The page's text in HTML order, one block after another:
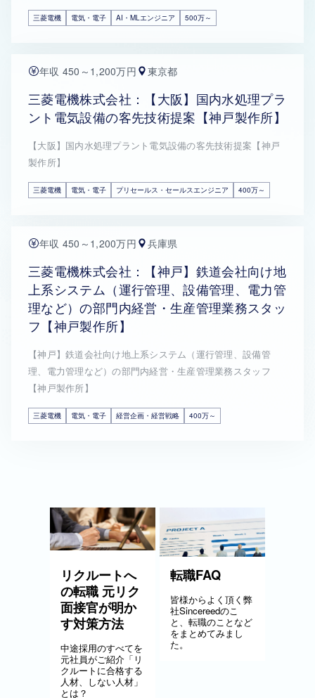
三菱電機 電気・電子 AI・MLエンジニア 500万～
年収 450～1,200万円 東京都
三菱電機株式会社：【大阪】国内水処理プラ
ント電気設備の客先技術提案【神戸製作所】
【大阪】国内水処理プラント電気設備の客先技術提案【神戸
製作所】
三菱電機 電気・電子 プリセールス・セールスエンジニア 400万～
年収 450～1,200万円 兵庫県
三菱電機株式会社：【神戸】鉄道会社向け地
上系システム（運行管理、設備管理、電力管
理など）の部門内経営・生産管理業務スタッ
フ【神戸製作所】
【神戸】鉄道会社向け地上系システム（運行管理、設備管
理、電力管理など）の部門内経営・生産管理業務スタッフ
【神戸製作所】
三菱電機 電気・電子 経営企画・経営戦略 400万～
リクルートへ
の転職 元リク
面接官が明か
す対策方法
中途採用のすべてを
元社員がご紹介「リ
クルートに合格する
人材、しない人材」
とは？
転職FAQ
皆様からよく頂く弊
社Sincereedのこ
と、転職のことなど
をまとめてみまし
た。